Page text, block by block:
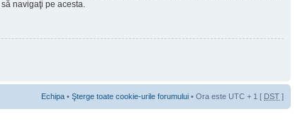
navigaţi pe acesta.
Echipa • Şterge toate cookie-urile forumului • Ora este UTC + 1 [ DST ]